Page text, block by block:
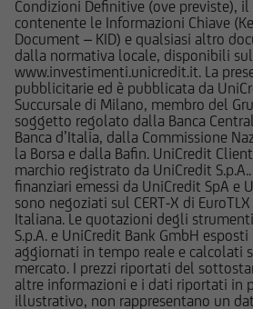
Condizioni Definitive (ove previste),
contenente le Informazioni Chiave
Document – KID) e qualsiasi altro
dalla normativa locale, disponibili
www.investimenti.unicredit.it. La
pubblicitarie ed è pubblicata da
Succursale di Milano, membro del
soggetto regolato dalla Banca
Banca d’Italia, dalla Commissione
la Borsa e dalla Bafin. UniCredit
marchio registrato da UniCredit
finanziari emessi da UniCredit SpA e
sono negoziati sul CERT-X di
Italiana. Le quotazioni degli
S.p.A. e UniCredit Bank GmbH
aggiornati in tempo reale e calcolati
mercato. I prezzi riportati del
altre informazioni e i dati riportati in
illustrativo, non rappresentano un
Le informazioni e i documenti
hanno finalità informativa, e/o
pubblicitaria/promozionale. e
modo da intendersi né come
come ricerca in materia di
prodotto, strumento, servizio
cui fa riferimento il Sito
adeguato per l'utente; prima
qualsiasi operazione, l'utente
valutare, in autonomia, la
informazioni pubblicate sul
proprie decisioni di
propri obiettivi di
esperienza nel settore di